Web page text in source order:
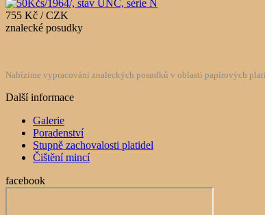
755 Kč / CZK
znalecké posudky
Nabízíme vypracování znaleckých posudků v oblasti papírových
Další informace
Galerie
Poradenství
Stupně zachovalosti platidel
Čištění mincí
facebook